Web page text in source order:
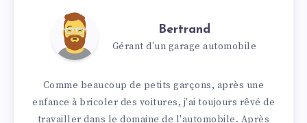
Bertrand
Gérant d'un garage automobile
Comme beaucoup de petits garçons, après une
enfance à bricoler des voitures, j'ai toujours rêvé de
travailler dans le domaine de l'automobile. Après